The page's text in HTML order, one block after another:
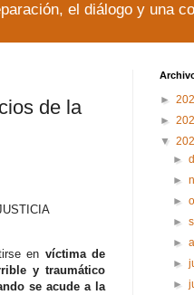
el diálogo y una
de la
en víctima de
y traumático
se acude a la
►
►
▼
►
►
►
►
►
►
►